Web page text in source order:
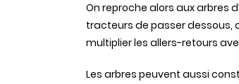
On reproche alors aux arbres
tracteurs de passer dessous,
multiplier les allers-retours
Les arbres peuvent aussi